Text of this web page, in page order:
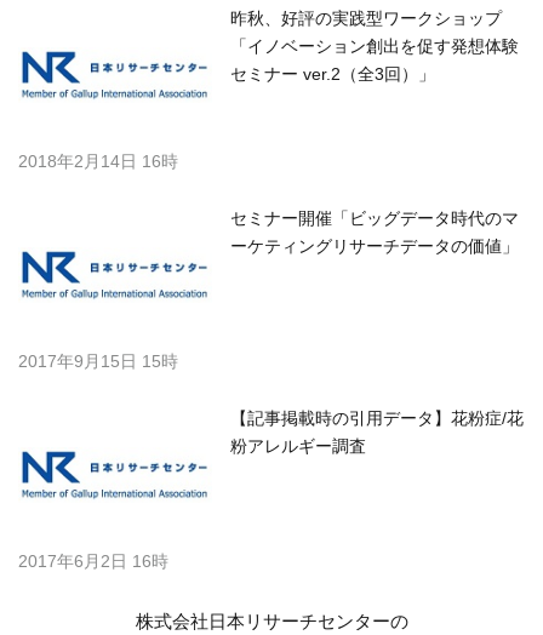
昨秋、好評の実践型ワークショップ
「イノベーション創出を促す発想体験
セミナー ver.2（全3回）」
2018年2月14日 16時
セミナー開催「ビッグデータ時代のマ
ーケティングリサーチデータの価値」
2017年9月15日 15時
【記事掲載時の引用データ】花粉症/花
粉アレルギー調査
2017年6月2日 16時
株式会社日本リサーチセンターの